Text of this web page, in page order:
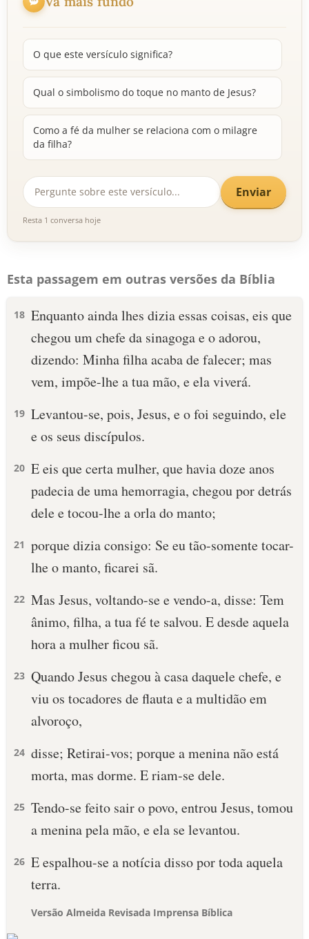
O que este versículo significa?
Qual o simbolismo do toque no manto de Jesus?
Como a fé da mulher se relaciona com o milagre
da filha?
Enviar
Resta 1 conversa hoje
Esta passagem em outras versões da Bíblia
18 Enquanto ainda lhes dizia essas coisas, eis que
chegou um chefe da sinagoga e o adorou,
dizendo: Minha filha acaba de falecer; mas
vem, impõe-lhe a tua mão, e ela viverá.
19 Levantou-se, pois, Jesus, e o foi seguindo, ele
e os seus discípulos.
20 E eis que certa mulher, que havia doze anos
padecia de uma hemorragia, chegou por detrás
dele e tocou-lhe a orla do manto;
21 porque dizia consigo: Se eu tão-somente tocar-
lhe o manto, ficarei sã.
22 Mas Jesus, voltando-se e vendo-a, disse: Tem
ânimo, filha, a tua fé te salvou. E desde aquela
hora a mulher ficou sã.
23 Quando Jesus chegou à casa daquele chefe, e
viu os tocadores de flauta e a multidão em
alvoroço,
24 disse; Retirai-vos; porque a menina não está
morta, mas dorme. E riam-se dele.
25 Tendo-se feito sair o povo, entrou Jesus, tomou
a menina pela mão, e ela se levantou.
26 E espalhou-se a notícia disso por toda aquela
terra.
Versão Almeida Revisada Imprensa Bíblica